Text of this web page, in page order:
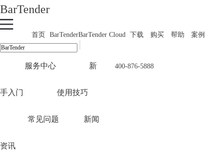
BarTender
首页 BarTenderBarTender Cloud 下载 购买 帮助 案例
400-876-5888
服务中心 新
手入门 使用技巧
常见问题 新闻
资讯